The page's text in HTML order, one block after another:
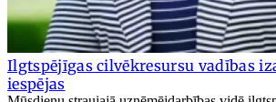
Ilgtspējīgas cilvēkresursu vadības
iespējas